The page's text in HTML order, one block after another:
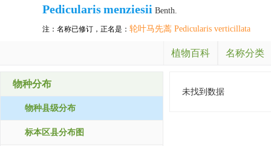
Pedicularismenziesii Benth.
注：名称已修订，正名是： 轮叶马先蒿 Pedicularis verticillata
植物百科 名称分类
物种分布
物种县级分布
标本区县分布图
未找到数据